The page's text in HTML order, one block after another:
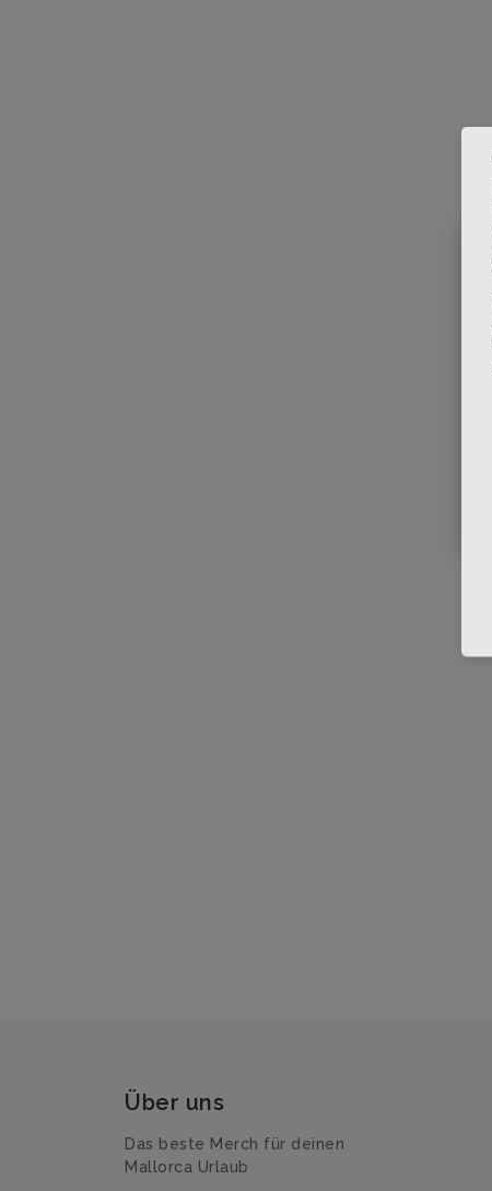
Über uns
Das beste Merch für deinen
Mallorca Urlaub